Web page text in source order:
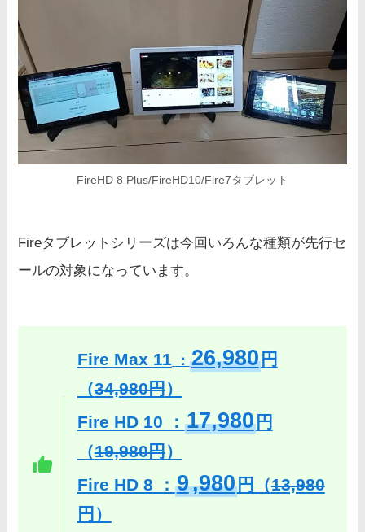
FireHD 8 Plus/FireHD10/Fire7タブレット
Fireタブレットシリーズは今回いろんな種類が先行セ
ールの対象になっています。
Fire Max 11 ： 26,980円
（34,980円）
Fire HD 10 ： 17,980円
（19,980円）
Fire HD 8 ： 9,980円（13,980
円）